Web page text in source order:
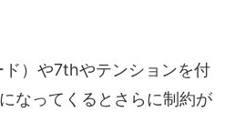
ド）や7thやテンションを付
なってくるとさらに制約が